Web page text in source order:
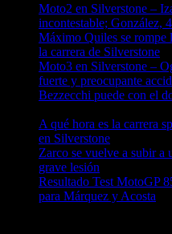
Moto2 en Silverstone –
incontestable; González,
Máximo Quiles se rompe
la carrera de Silverstone
Moto3 en Silverstone –
fuerte y preocupante
Bezzecchi puede con el
A qué hora es la carrera
en Silverstone
Zarco se vuelve a subir a
grave lesión
Resultado Test MotoGP
para Márquez y Acosta